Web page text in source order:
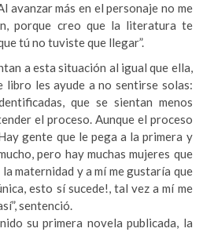
avanzar más en el personaje no me
porque creo que la literatura te
tú no tuviste que llegar”.
a esta situación al igual que ella,
libro les ayude a no sentirse solas:
que se sientan menos
el proceso. Aunque el proceso
gente que le pega a la primera y
pero hay muchas mujeres que
maternidad y a mí me gustaría que
esto sí sucede!, tal vez a mí me
sentenció.
su primera novela publicada, la